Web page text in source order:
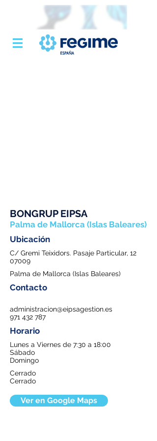
BONGRUP EIPSA
Palma de Mallorca (Islas Baleares)
Ubicación
C/ Gremi Teixidors. Pasaje Particular, 12
07009
Palma de Mallorca (Islas Baleares)
Contacto
administracion@eipsagestion.es
971 432 787
Horario
Lunes a Viernes de 7:30 a 18:00
Sábado
Domingo
Cerrado
Cerrado
Ver en Google Maps